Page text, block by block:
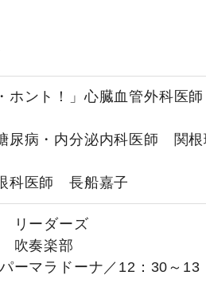
ホント！」心臓血管外科医
尿病・内分泌内科医師 関根
科医師 長船嘉子
リーダーズ
吹奏楽部
ーマラドーナ／12：30～13